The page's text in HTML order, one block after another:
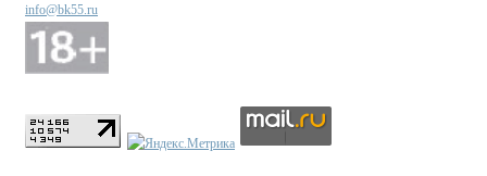
info@bk55.ru